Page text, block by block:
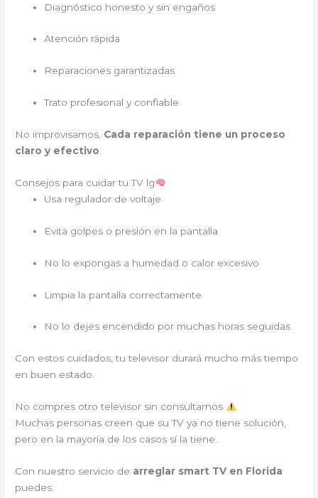
Diagnóstico honesto y sin engaños
Atención rápida
Reparaciones garantizadas
Trato profesional y confiable
No improvisamos. Cada reparación tiene un proceso
claro y efectivo
Consejos para cuidar tu TV lg
Usa regulador de voltaje
Evita golpes o presión en la pantalla
No lo expongas a humedad o calor excesivo
Limpia la pantalla correctamente
No lo dejes encendido por muchas horas seguidas
Con estos cuidados, tu televisor durará mucho más tiempo
en buen estado.
No compres otro televisor sin consultarnos
Muchas personas creen que su TV ya no tiene solución,
pero en la mayoría de los casos sí la tiene.
Con nuestro servicio de arreglar smart TV en Florida
puedes: